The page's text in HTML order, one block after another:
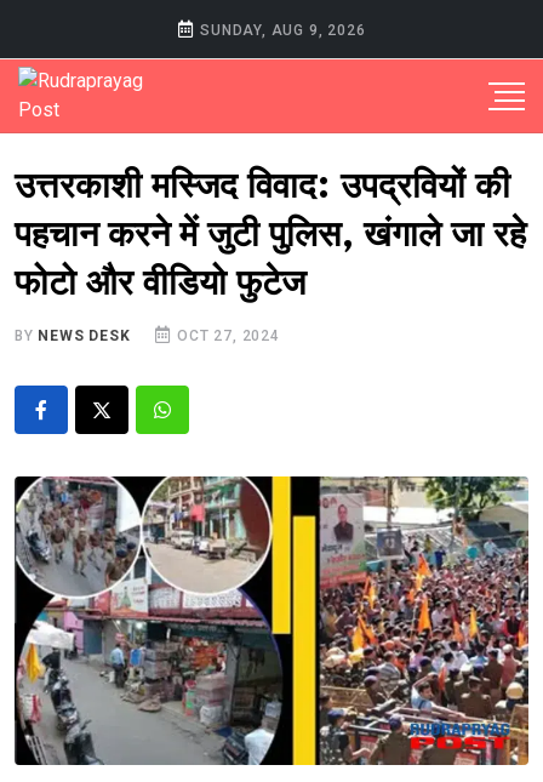
SUNDAY, AUG 9, 2026
उत्तरकाशी मस्जिद विवाद: उपद्रवियों की
पहचान करने में जुटी पुलिस, खंगाले जा रहे
फोटो और वीडियो फुटेज
BY NEWS DESK OCT 27, 2024